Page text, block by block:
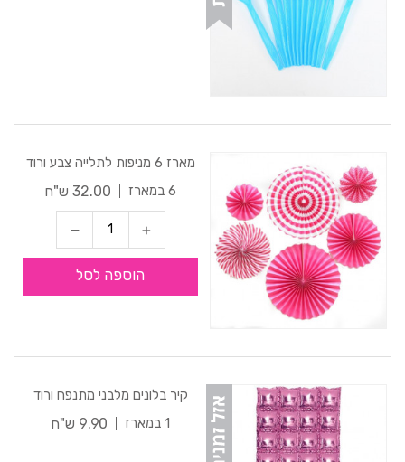
מארז 6 מניפות לתלייה צבע ורוד
6 במארז
32.00 ש"ח
הוספה לסל
קיר בלונים מלבני מתנפח ורוד
1 במארז
9.90 ש"ח